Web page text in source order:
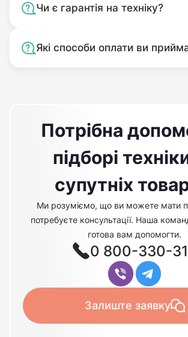
Чи є гарантія на техніку?
Які способи оплати ви
Потрібна
підборі
супутніх
Ми розуміємо, що ви можете мати
потребуєте консультації. Наша
готова вам допомогти.
0 800-330-
Залиште заявку